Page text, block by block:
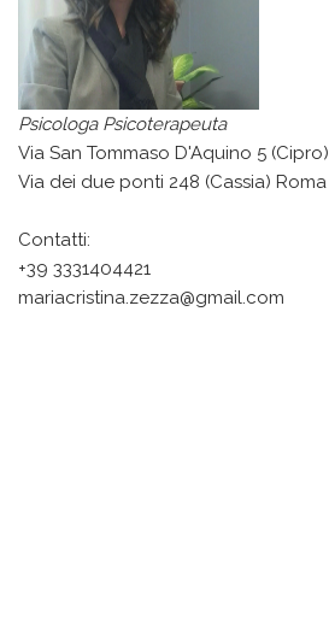
Psicologa Psicoterapeuta
Via San Tommaso D'Aquino 5 (Cipro)
Via dei due ponti 248 (Cassia) Roma
Contatti:
+39 3331404421
mariacristina.zezza@gmail.com